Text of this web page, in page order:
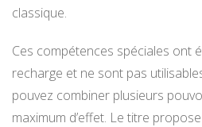
classique.
Ces compétences spéciales ont
recharge et ne sont pas
pouvez combiner plusieurs
maximum d’effet. Le titre